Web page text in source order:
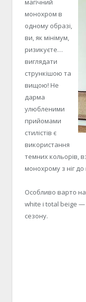
магічний
монохром в
одному образі,
ви, як мінімум,
ризикуєте…
виглядати
стрункішою та
вищою! Не
дарма
улюбленими
прийомами
стилістів є
використання
темних кольорів,
монохрому з ніг до
Особливо варто
white i total beige —
сезону.